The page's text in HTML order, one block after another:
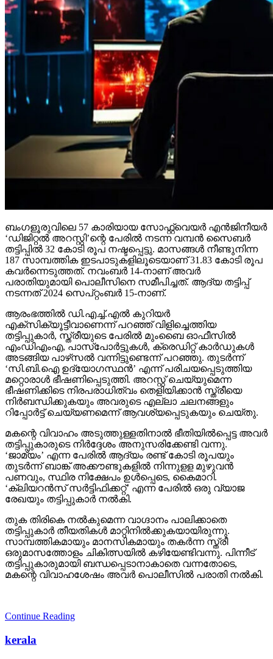
ബംഗളൂരുവിലെ 57 കാരിയായ സോഫ്റ്റ്വെയര്‍ എന്‍ജിനീയര്‍
‘ഡിജിറ്റല്‍ അറസ്റ്റി’ന്റെ പേരില്‍ നടന്ന വമ്പന്‍ സൈബര്‍
തട്ടിപ്പില്‍ 32 കോടി രൂപ നഷ്ടപ്പെട്ടു. മാസങ്ങള്‍ നീണ്ടുനിന്ന
187 സാമ്പത്തിക ഇടപാടുകളിലൂടെയാണ് 31.83 കോടി രൂപ
കവര്‍ന്നെടുത്തത്. നവംബര്‍ 14-നാണ് അവര്‍
പരാതിയുമായി പൊലീസിനെ സമീപിച്ചത്. ആദ്യ തട്ടിപ്പ്
നടന്നത് 2024 സെപ്റ്റംബര്‍ 15-നാണ്.
ആരംഭത്തില്‍ ഡി.എച്ച്.എല്‍ കുറിയര്‍
എക്‌സിക്യൂട്ടീവാണെന്ന് പറഞ്ഞ് വിളിച്ചെത്തിയ
തട്ടിപ്പുകാര്‍, സ്ത്രീയുടെ പേരില്‍ മുംബൈ ഓഫീസില്‍
എംഡിഎംഎ, പാസ്പോര്‍ട്ടുകള്‍, ക്രെഡിറ്റ് കാര്‍ഡുകള്‍
അടങ്ങിയ പാഴ്‌സല്‍ വന്നിട്ടുണ്ടെന്ന് പറഞ്ഞു. തുടര്‍ന്ന്
‘സി.ബി.ഐ ഉദ്യോഗസ്ഥന്‍’ എന്ന് പരിചയപ്പെടുത്തിയ
മറ്റൊരാള്‍ ഭീഷണിപ്പെടുത്തി. അറസ്റ്റ് ചെയ്യുമെന്ന
ഭീഷണിക്കിടെ നിരപരാധിത്വം തെളിയിക്കാന്‍ സ്ത്രീയെ
നിര്‍ബന്ധിക്കുകയും അവരുടെ എല്ലാ ചലനങ്ങളും
റിപ്പോര്‍ട്ട് ചെയ്യണമെന്ന് ആവശ്യപ്പെടുകയും ചെയ്തു.
മകന്റെ വിവാഹം അടുത്തുള്ളതിനാല്‍ ഭീതിയില്‍പ്പെട്ട അവര്‍
തട്ടിപ്പുകാരുടെ നിര്‍ദ്ദേശം അനുസരിക്കേണ്ടി വന്നു.
‘ജാമ്യം’ എന്ന പേരില്‍ ആദ്യം രണ്ട് കോടി രൂപയും
തുടര്‍ന്ന് ബാങ്ക് അക്കൗണ്ടുകളില്‍ നിന്നുളള മുഴുവന്‍
പണവും, സ്ഥിര നിക്ഷേപം ഉള്‍പ്പെടെ, കൈമാറി.
‘ക്ലിയറന്‍സ് സര്‍ട്ടിഫിക്കറ്റ്’ എന്ന പേരില്‍ ഒരു വ്യാജ
രേഖയും തട്ടിപ്പുകാര്‍ നല്‍കി.
തുക തിരികെ നല്‍കുമെന്ന വാഗ്ദാനം പാലിക്കാതെ
തട്ടിപ്പുകാര്‍ തീയതികള്‍ മാറ്റിനില്‍ക്കുകയായിരുന്നു.
സാമ്പത്തികമായും മാനസികമായും തകര്‍ന്ന സ്ത്രീ
ഒരുമാസത്തോളം ചികിത്സയില്‍ കഴിയേണ്ടിവന്നു. പിന്നീട്
തട്ടിപ്പുകാരുമായി ബന്ധപ്പെടാനാകാതെ വന്നതോടെ,
മകന്റെ വിവാഹശേഷം അവര്‍ പൊലീസില്‍ പരാതി നല്‍കി.
Continue Reading
kerala